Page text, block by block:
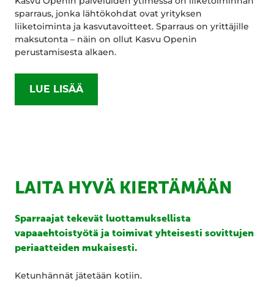
sparraus, jonka lähtökohdat ovat yrityksen
liiketoiminta ja kasvutavoitteet. Sparraus on yrittäjille
maksutonta – näin on ollut Kasvu Openin
perustamisesta alkaen.
LUE LISÄÄ
LAITA HYVÄ KIERTÄMÄÄN
Sparraajat tekevät luottamuksellista
vapaaehtoistyötä ja toimivat yhteisesti sovittujen
periaatteiden mukaisesti.
Ketunhännät jätetään kotiin.